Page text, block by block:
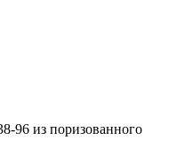
96 из поризованного